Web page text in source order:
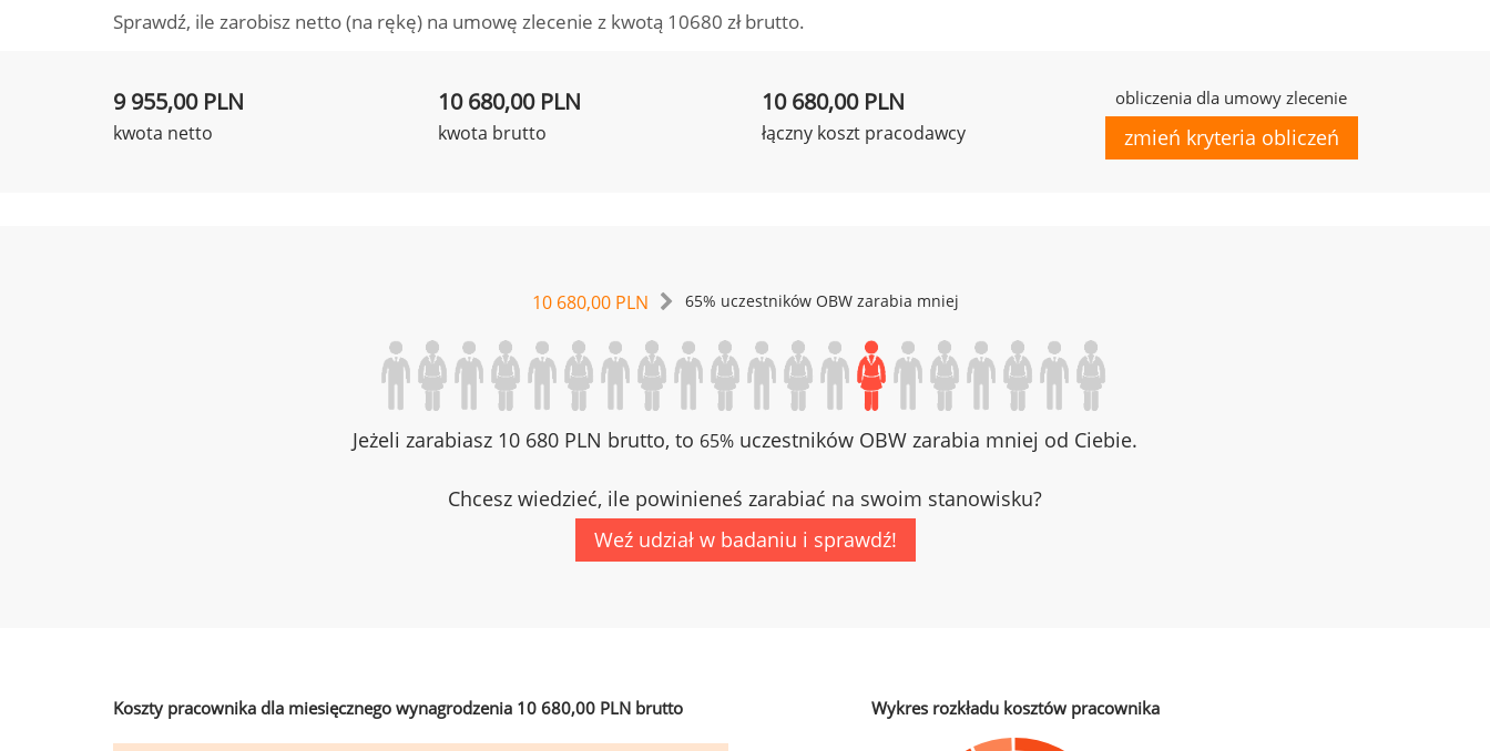
Sprawdź, ile zarobisz netto (na rękę) na umowę zlecenie z kwotą 10680 zł brutto.
9 955,00 PLN
kwota netto
10 680,00 PLN
kwota brutto
10 680,00 PLN
łączny koszt pracodawcy
obliczenia dla umowy zlecenie
zmień kryteria obliczeń
10 680,00 PLN 65% uczestników OBW zarabia mniej
Jeżeli zarabiasz 10 680 PLN brutto, to 65% uczestników OBW zarabia mniej od Ciebie.
Chcesz wiedzieć, ile powinieneś zarabiać na swoim stanowisku?
Weź udział w badaniu i sprawdź!
Koszty pracownika dla miesięcznego wynagrodzenia 10 680,00 PLN brutto Wykres rozkładu kosztów pracownika